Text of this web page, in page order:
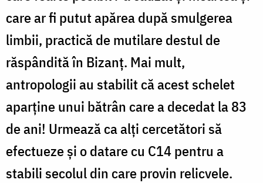
care ar fi putut apărea după smulgerea
limbii, practică de mutilare destul de
răspândită în Bizanţ. Mai mult,
antropologii au stabilit că acest schelet
aparţine unui bătrân care a decedat la 83
de ani! Urmează ca alţi cercetători să
efectueze şi o datare cu C14 pentru a
stabili secolul din care provin relicvele.